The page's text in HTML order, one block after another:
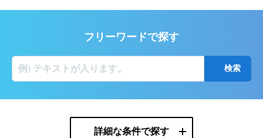
フリーワードで探す
詳細な条件で探す